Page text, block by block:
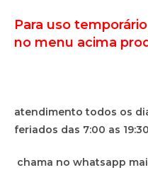
Para uso
no menu acima
atendimento todos os
feriados das 7:00 as 19:30
chama no whatsapp